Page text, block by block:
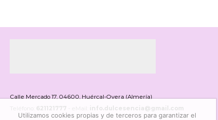
Vela
Calle Mercado 17, 04600, Huércal-Overa (Almería)
Teléfono: 621121777 info.dulcesencia@gmail.com
Utilizamos cookies propias y de terceros para garantizar el